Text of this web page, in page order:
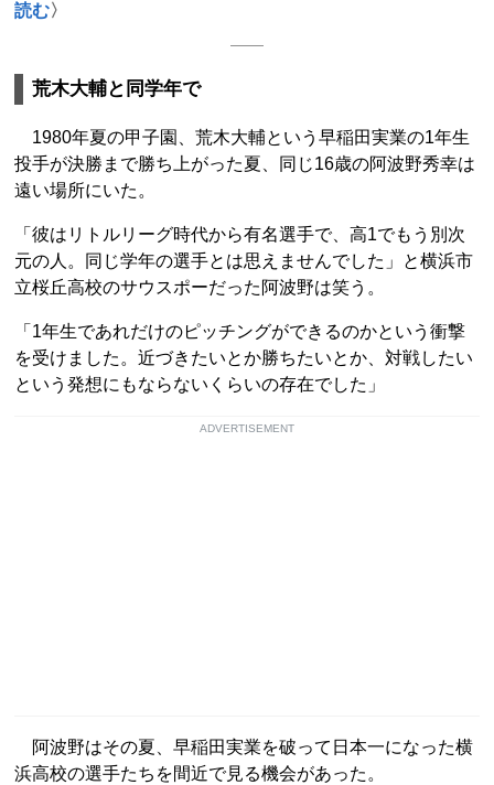
読む〉
荒木大輔と同学年で
1980年夏の甲子園、荒木大輔という早稲田実業の1年生
投手が決勝まで勝ち上がった夏、同じ16歳の阿波野秀幸は
遠い場所にいた。
「彼はリトルリーグ時代から有名選手で、高1でもう別次
元の人。同じ学年の選手とは思えませんでした」と横浜市
立桜丘高校のサウスポーだった阿波野は笑う。
「1年生であれだけのピッチングができるのかという衝撃
を受けました。近づきたいとか勝ちたいとか、対戦したい
という発想にもならないくらいの存在でした」
ADVERTISEMENT
阿波野はその夏、早稲田実業を破って日本一になった横
浜高校の選手たちを間近で見る機会があった。